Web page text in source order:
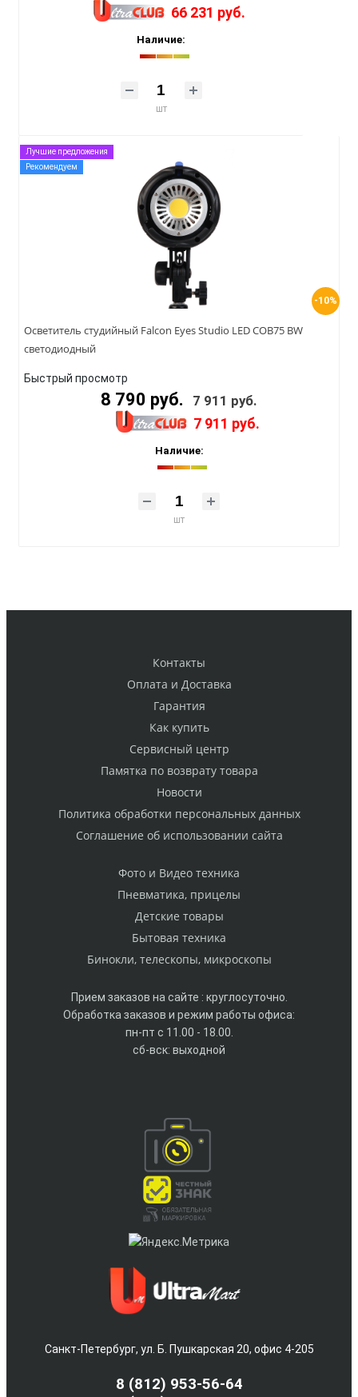
66 231 руб.
Наличие:
шт
-10%
Лучшие предложения
Рекомендуем
Осветитель студийный Falcon Eyes Studio LED COB75 BW
светодиодный
Быстрый просмотр
8 790 руб. 7 911 руб.
7 911 руб.
Наличие:
шт
Контакты
Оплата и Доставка
Гарантия
Как купить
Cервисный центр
Памятка по возврату товара
Новости
Политика обработки персональных данных
Cоглашение об использовании сайта
Фото и Видео техника
Пневматика, прицелы
Детские товары
Бытовая техника
Бинокли, телескопы, микроскопы
Прием заказов на сайте : круглосуточно.
Обработка заказов и режим работы офиса:
пн-пт с 11.00 - 18.00.
сб-вск: выходной
Санкт-Петербург, ул. Б. Пушкарская 20, офис 4-205
8 (812) 953-56-64